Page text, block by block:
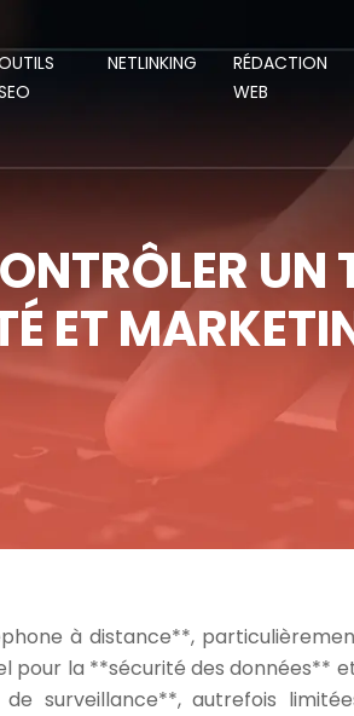
NETLINKING
RÉDACTION
WEB
UN
ET
à distance**,
pour la **sécurité des données**
surveillance**, autrefois